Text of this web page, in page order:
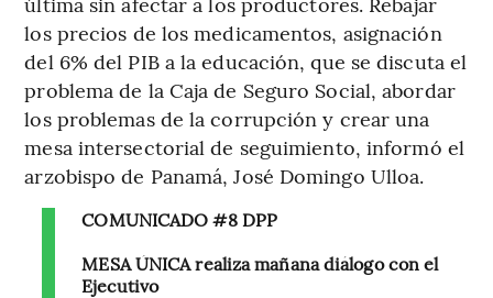
los precios de los medicamentos, asignación
del 6% del PIB a la educación, que se discuta el
problema de la Caja de Seguro Social, abordar
los problemas de la corrupción y crear una
mesa intersectorial de seguimiento, informó el
arzobispo de Panamá, José Domingo Ulloa.
COMUNICADO #8 DPP
MESA ÚNICA realiza mañana diálogo con el
Ejecutivo